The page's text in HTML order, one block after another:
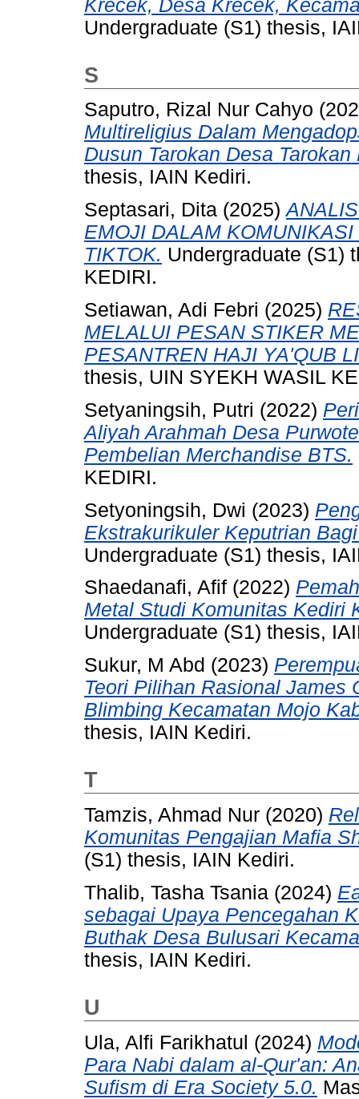
Krecek, Desa Krecek,
Undergraduate (S1) thesis,
S
Saputro, Rizal Nur Cahyo
Multireligius Dalam
Dusun Tarokan Desa
thesis, IAIN Kediri.
Septasari, Dita (2025)
EMOJI DALAM
TIKTOK. Undergraduate (S1)
KEDIRI.
Setiawan, Adi Febri (2025)
MELALUI PESAN STIKER
PESANTREN HAJI YA'QUB
thesis, UIN SYEKH WASIL
Setyaningsih, Putri (2022)
Aliyah Arahmah Desa
Pembelian Merchandise BTS.
KEDIRI.
Setyoningsih, Dwi (2023)
Ekstrakurikuler Keputrian
Undergraduate (S1) thesis,
Shaedanafi, Afif (2022)
Metal Studi Komunitas Kediri
Undergraduate (S1) thesis,
Sukur, M Abd (2023)
Teori Pilihan Rasional James
Blimbing Kecamatan Mojo
thesis, IAIN Kediri.
T
Tamzis, Ahmad Nur (2020)
Komunitas Pengajian Mafia
(S1) thesis, IAIN Kediri.
Thalib, Tasha Tsania (2024)
sebagai Upaya Pencegahan
Buthak Desa Bulusari
thesis, IAIN Kediri.
U
Ula, Alfi Farikhatul (2024)
Para Nabi dalam al-Qur'an:
Sufism di Era Society 5.0.